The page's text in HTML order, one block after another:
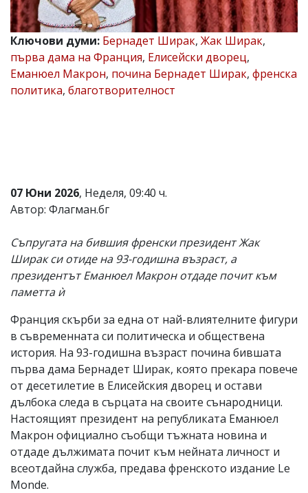
Главен
редактор:
Иван
Колев,
email:
office@flagman.bg
Коментарите
редакцията
не
носи
за
тях!
Ако
откриете
обиден
вас
коментар,
моля
сигнализирайте
ни!
Ключови думи: Бернадет Ширак, Жак Ширак,
първа дама на Франция, Елисейски дворец,
Еманюел Макрон, почина Бернадет Ширак, френска
политика, благотворителност
07 Юни 2026, Неделя, 09:40 ч.
Автор: Флагман.бг
Съпругата на бившия френски президент Жак
Ширак си отиде на 93-годишна възраст, а
президентът Еманюел Макрон отдаде почит към
паметта ѝ
Франция скърби за една от най-влиятелните фигури
в съвременната си политическа и обществена
история. На 93-годишна възраст почина бившата
първа дама Бернадет Ширак, която прекара повече
от десетилетие в Елисейския дворец и остави
дълбока следа в сърцата на своите сънародници.
Настоящият президент на републиката Еманюел
Макрон официално съобщи тъжната новина и
отдаде дължимата почит към нейната личност и
всеотдайна служба, предава френското издание Le
Monde.